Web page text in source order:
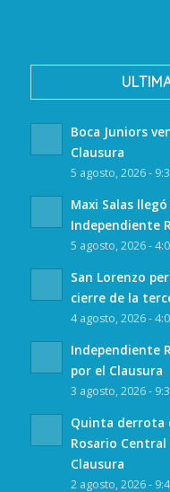
Boca Juniors
Clausura
5 agosto, 2026 -
Maxi Salas
Independiente
5 agosto, 2026 -
San Lorenzo
cierre de la
4 agosto, 2026 -
Independiente
por el Clausura
3 agosto, 2026 -
Quinta derrota
Rosario
Clausura
2 agosto, 2026 -